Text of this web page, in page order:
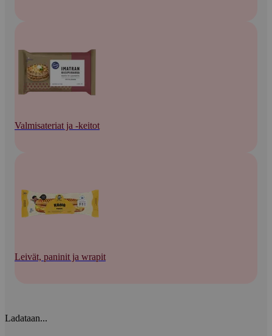
Valmisateriat ja -keitot
Leivät, paninit ja wrapit
Ladataan...